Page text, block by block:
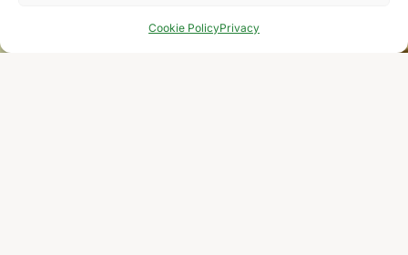
Cookie PolicyPrivacy